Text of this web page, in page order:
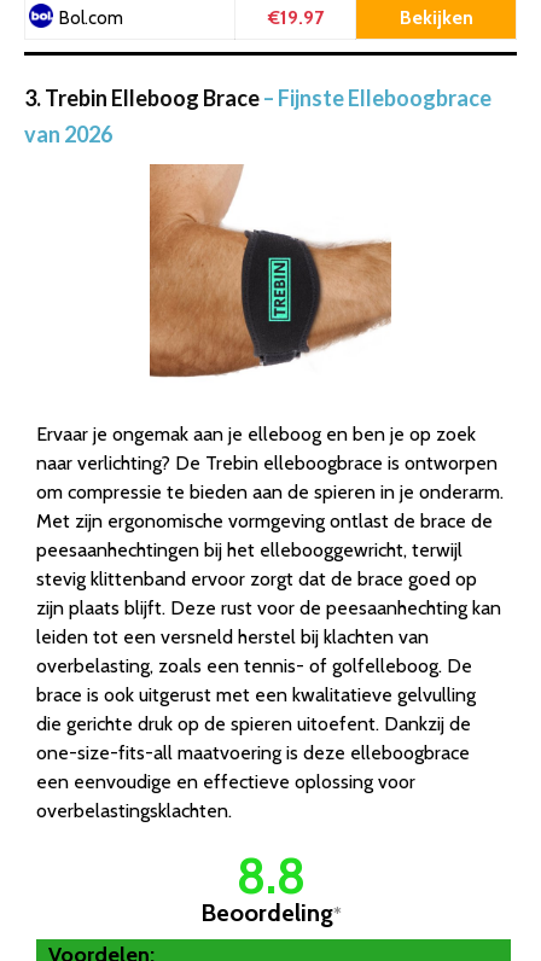
Bol.com €19.97 Bekijken
3. Trebin Elleboog Brace– Fijnste Elleboogbrace
van 2026
Ervaar je ongemak aan je elleboog en ben je op zoek
naar verlichting? De Trebin elleboogbrace is ontworpen
om compressie te bieden aan de spieren in je onderarm.
Met zijn ergonomische vormgeving ontlast de brace de
peesaanhechtingen bij het ellebooggewricht, terwijl
stevig klittenband ervoor zorgt dat de brace goed op
zijn plaats blijft. Deze rust voor de peesaanhechting kan
leiden tot een versneld herstel bij klachten van
overbelasting, zoals een tennis- of golfelleboog. De
brace is ook uitgerust met een kwalitatieve gelvulling
die gerichte druk op de spieren uitoefent. Dankzij de
one-size-fits-all maatvoering is deze elleboogbrace
een eenvoudige en effectieve oplossing voor
overbelastingsklachten.
8.8
Beoordeling*
Voordelen: